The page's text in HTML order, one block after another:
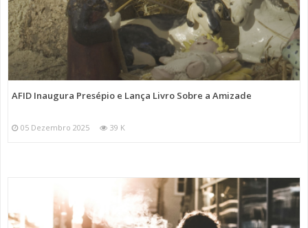
AFID Inaugura Presépio e Lança Livro Sobre a Amizade
05 Dezembro 2025 39 K